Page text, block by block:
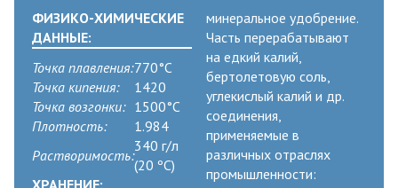
ФИЗИКО-ХИМИЧЕСКИЕ
ДАННЫЕ:
Точка плавления:770°C
Точка кипения:
1420
Точка возгонки: 1500°C
Плотность:
1.984
Растворимость:
340 г/л
(20 ºC)
ХРАНЕНИЕ:
минеральное удобрение.
Часть перерабатывают
на едкий калий,
бертолетовую соль,
углекислый калий и др.
соединения,
применяемые в
различных отраслях
промышленности: